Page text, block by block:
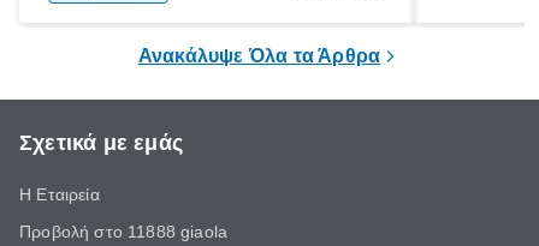
Ανακάλυψε Όλα τα Άρθρα
Σχετικά με εμάς
Η Εταιρεία
Προβολή στο 11888 giaola